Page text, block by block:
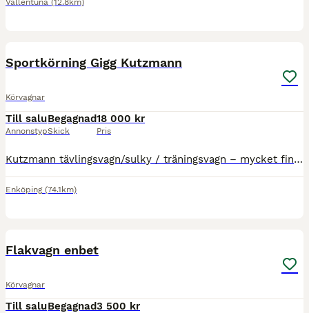
Vallentuna (12.8km)
Sportkörning Gigg Kutzmann
Körvagnar
Till salu
Annonstyp
Begagnad
Skick
18 000 kr
Pris
Kutzmann tävlingsvagn/sulky / träningsvagn – mycket fint skick, svart och grön. Säljer en smidig och stabil tvåhjulig sulky från Kutzmann. Perfekt som träningsvagn eller för fritidskörning eller till
Enköping (74.1km)
Flakvagn enbet
Körvagnar
Till saluBegagnad3 500 kr